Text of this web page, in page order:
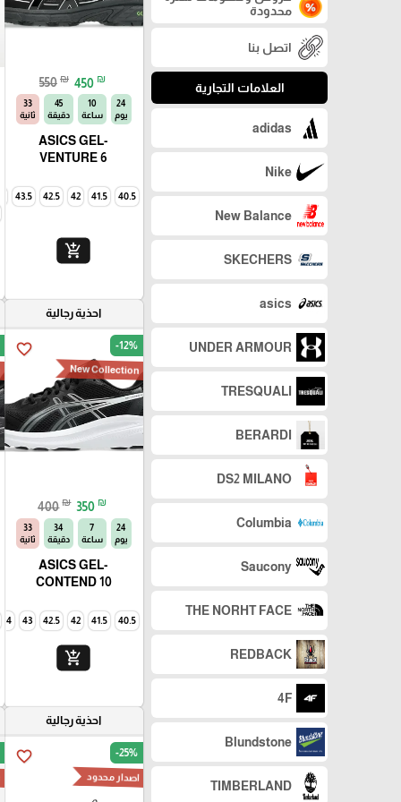
محدودة
اتصل بنا
العلامات التجارية
adidas
Nike
New Balance
SKECHERS
asics
UNDER ARMOUR
TRESQUALI
BERARDI
DS2 MILANO
Columbia
Saucony
THE NORHT FACE
REDBACK
4F
Blundstone
TIMBERLAND
550 ₪ 450 ₪
24
يوم
10
ساعة
45
دقيقة
32
ثانية
ASICS GEL-
VENTURE 6
40.5
41.5
42
42.5
43.5
add_shopping_cart
احذية رجالية
favorite_border -12%
New Collection
400 ₪ 350 ₪
24
يوم
7
ساعة
34
دقيقة
32
ثانية
ASICS GEL-
CONTEND 10
40.5
41.5
42
42.5
43
44
add_shopping_cart
احذية رجالية
favorite_border -25%
اصدار محدود